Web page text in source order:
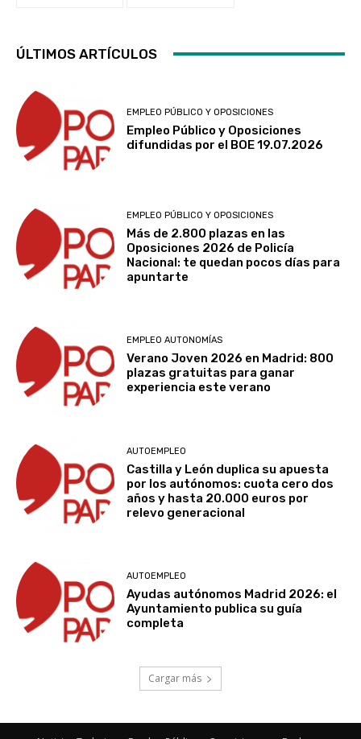
ÚLTIMOS ARTÍCULOS
EMPLEO PÚBLICO Y OPOSICIONES
Empleo Público y Oposiciones
difundidas por el BOE 19.07.2026
EMPLEO PÚBLICO Y OPOSICIONES
Más de 2.800 plazas en las
Oposiciones 2026 de Policía
Nacional: te quedan pocos días para
apuntarte
EMPLEO AUTONOMÍAS
Verano Joven 2026 en Madrid: 800
plazas gratuitas para ganar
experiencia este verano
AUTOEMPLEO
Castilla y León duplica su apuesta
por los autónomos: cuota cero dos
años y hasta 20.000 euros por
relevo generacional
AUTOEMPLEO
Ayudas autónomos Madrid 2026: el
Ayuntamiento publica su guía
completa
Cargar más